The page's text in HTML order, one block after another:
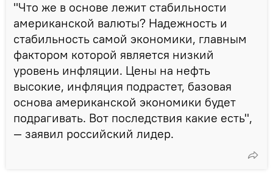
"Что же в основе лежит стабильности
американской валюты? Надежность и
стабильность самой экономики, главным
фактором которой является низкий
уровень инфляции. Цены на нефть
высокие, инфляция подрастет, базовая
основа американской экономики будет
подрагивать. Вот последствия какие есть",
— заявил российский лидер.